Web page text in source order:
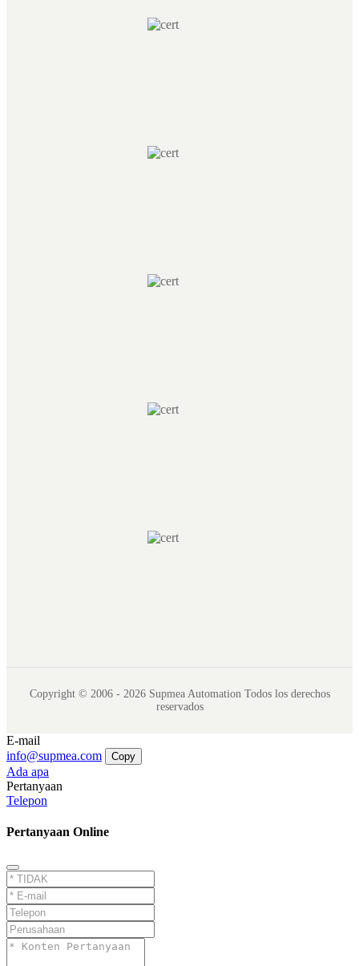
Copyright © 2006 - 2026 Supmea Automation Todos los derechos
reservados
E-mail
info@supmea.com
Copy
Ada apa
Pertanyaan
Telepon
Pertanyaan Online